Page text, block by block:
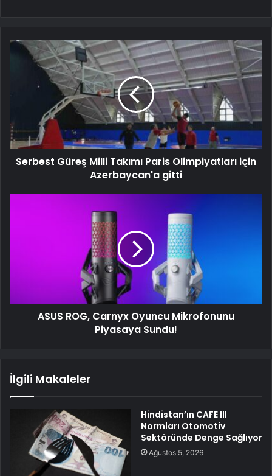
Serbest Güreş Milli Takımı Paris Olimpiyatları için
Azerbaycan'a gitti
ASUS ROG, Carnyx Oyuncu Mikrofonunu
Piyasaya Sundu!
İlgili Makaleler
Hindistan’ın CAFE III
Normları Otomotiv
Sektöründe Denge Sağlıyor
Ağustos 5, 2026